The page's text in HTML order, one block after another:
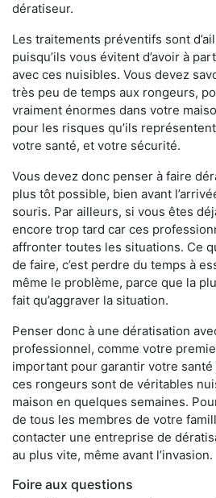
dératiseur.
Les traitements préventifs sont
puisqu’ils vous évitent d’avoir à
avec ces nuisibles. Vous devez
très peu de temps aux rongeurs,
vraiment énormes dans votre
pour les risques qu’ils
votre santé, et votre sécurité.
Vous devez donc penser à faire
plus tôt possible, bien avant
souris. Par ailleurs, si vous êtes
encore trop tard car ces
affronter toutes les situations. Ce
de faire, c’est perdre du temps à
même le problème, parce que la
fait qu’aggraver la situation.
Penser donc à une dératisation
professionnel, comme votre
important pour garantir votre
ces rongeurs sont de véritables
maison en quelques semaines.
de tous les membres de votre
contacter une entreprise de
au plus vite, même avant l’invasion.
Foire aux questions